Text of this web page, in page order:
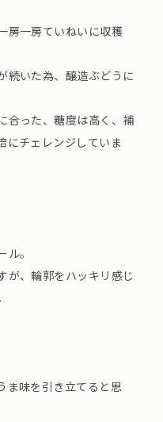
房一房ていねいに収穫
続いた為、醸造ぶどうに
合った、糖度は高く、補
にチェレンジしていま
。
が、輪郭をハッキリ感じ
ま味を引き立てると思